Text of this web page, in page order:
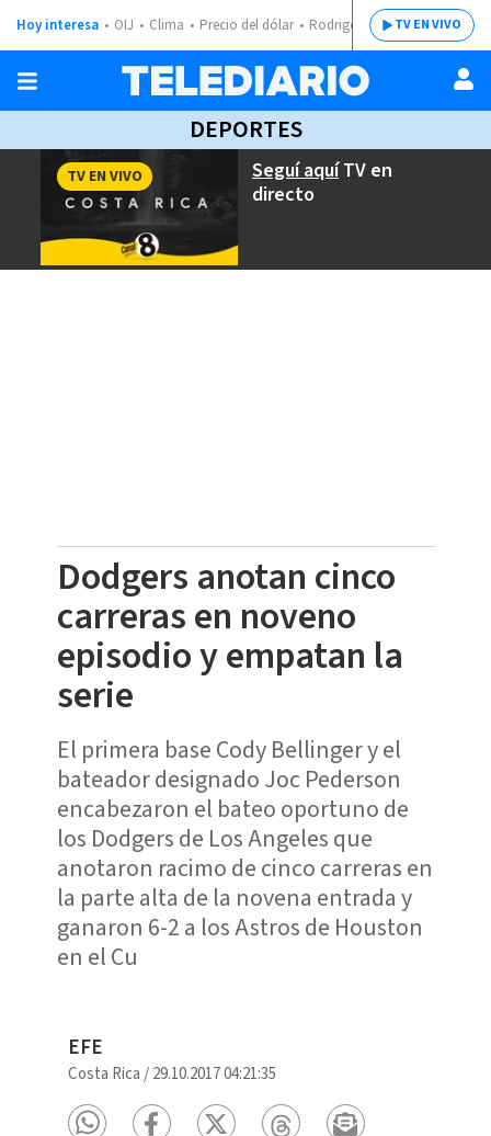
Hoy interesa OIJ Clima Precio del dólar Rodrigo ChavesTV EN VIVO
DEPORTES
Seguí aquíTV en
directo
TV EN VIVO
Dodgers anotan cinco
carreras en noveno
episodio y empatan la
serie
El primera base Cody Bellinger y el
bateador designado Joc Pederson
encabezaron el bateo oportuno de
los Dodgers de Los Angeles que
anotaron racimo de cinco carreras en
la parte alta de la novena entrada y
ganaron 6-2 a los Astros de Houston
en el Cu
EFE
Costa Rica /29.10.2017 04:21:35